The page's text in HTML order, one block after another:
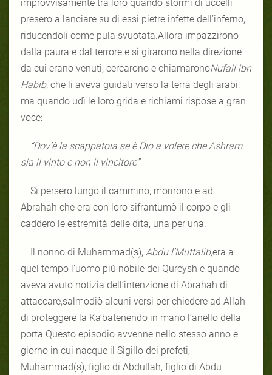
improvvisamente tra loro quando stormi di uccelli
presero a lanciare su di essi pietre infette dell’inferno,
riducendoli come pula svuotata.Allora impazzirono
dalla paura e dal terrore e si girarono nella direzione
da cui erano venuti; cercarono e chiamaronoNufail ibn
Habib, che li aveva guidati verso la terra degli arabi,
ma quando udì le loro grida e richiami rispose a gran
voce:
“Dov’è la scappatoia se è Dio a volere che Ashram
sia il vinto e non il vincitore”
Si persero lungo il cammino, morirono e ad
Abrahah che era con loro sifrantumò il corpo e gli
caddero le estremità delle dita, una per una.
Il nonno di Muhammad(s), Abdu l’Muttalib,era a
quel tempo l’uomo più nobile dei Qureysh e quandò
aveva avuto notizia dell’intenzione di Abrahah di
attaccare,salmodiò alcuni versi per chiedere ad Allah
di proteggere la Ka’batenendo in mano l’anello della
porta.Questo episodio avvenne nello stesso anno e
giorno in cui nacque il Sigillo dei profeti,
Muhammad(s), figlio di Abdullah, figlio di Abdu